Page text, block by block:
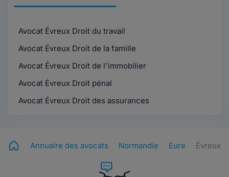
Avocat Évreux Droit du travail
Avocat Évreux Droit de la famille
Avocat Évreux Droit de l'immobilier
Avocat Évreux Droit pénal
Avocat Évreux Droit des assurances
Annuaire des avocats Normandie Eure Évreux